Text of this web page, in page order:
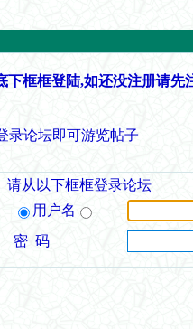
下框框登陆,如还没注册请先
录论坛即可游览帖子
请从以下框框登录论坛
用户名
密 码